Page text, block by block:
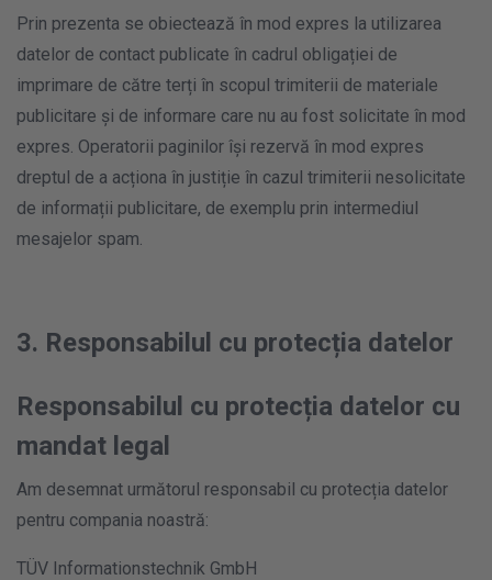
Prin prezenta se obiectează în mod expres la utilizarea
datelor de contact publicate în cadrul obligației de
imprimare de către terți în scopul trimiterii de materiale
publicitare și de informare care nu au fost solicitate în mod
expres. Operatorii paginilor își rezervă în mod expres
dreptul de a acționa în justiție în cazul trimiterii nesolicitate
de informații publicitare, de exemplu prin intermediul
mesajelor spam.
3. Responsabilul cu protecția datelor
Responsabilul cu protecția datelor cu
mandat legal
Am desemnat următorul responsabil cu protecția datelor
pentru compania noastră:
TÜV Informationstechnik GmbH